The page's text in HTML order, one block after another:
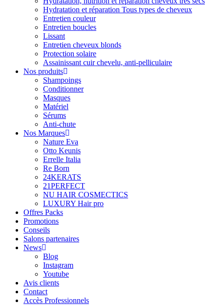
Hydratation et réparation Tous types de cheveux
Entretien couleur
Entretien boucles
Lissant
Entretien cheveux blonds
Protection solaire
Assainissant cuir chevelu, anti-pelliculaire
Nos produits
Shampoings
Conditionner
Masques
Matériel
Sérums
Anti-chute
Nos Marques
Nature Eva
Otto Keunis
Errelle Italia
Re Born
24KERATS
21PERFECT
NU HAIR COSMECTICS
LUXURY Hair pro
Offres Packs
Promotions
Conseils
Salons partenaires
News
Blog
Instagram
Youtube
Avis clients
Contact
Accès Professionnels